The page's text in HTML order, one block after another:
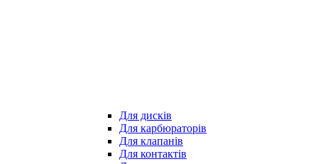
Для дисків
Для карбюраторів
Для клапанів
Для контактів